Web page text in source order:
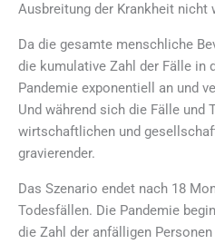
Ausbreitung der Krankheit nicht
Da die gesamte menschliche
die kumulative Zahl der Fälle in
Pandemie exponentiell an und
Und während sich die Fälle und
wirtschaftlichen und
gravierender.
Das Szenario endet nach 18
Todesfällen. Die Pandemie
die Zahl der anfälligen